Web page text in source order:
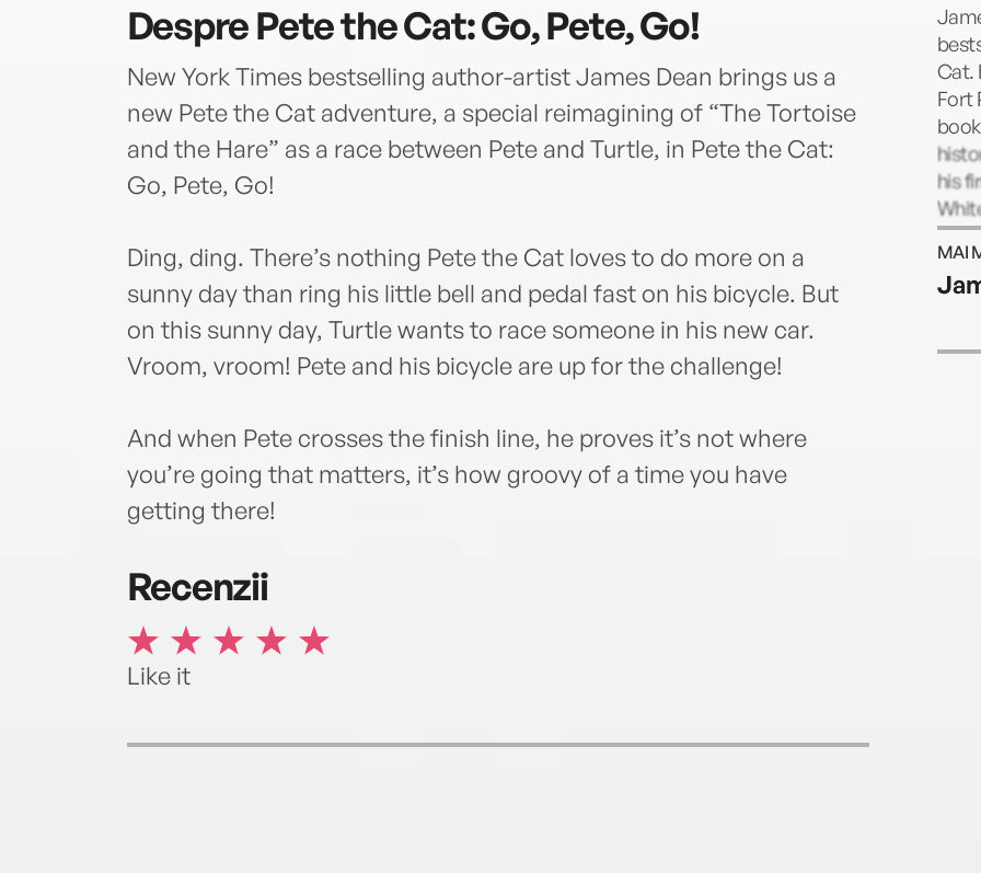
DesprePete the Cat: Go, Pete, Go!
New York Times bestselling author-artist James Dean brings us a
new Pete the Cat adventure, a special reimagining of “The Tortoise
and the Hare” as a race between Pete and Turtle, in Pete the Cat:
Go, Pete, Go!
Ding, ding. There’s nothing Pete the Cat loves to do more on a
sunny day than ring his little bell and pedal fast on his bicycle. But
on this sunny day, Turtle wants to race someone in his new car.
Vroom, vroom! Pete and his bicycle are up for the challenge!
And when Pete crosses the finish line, he proves it’s not where
you’re going that matters, it’s how groovy of a time you have
getting there!
Recenzii
Like it
Cat.
Fort
his
MAI